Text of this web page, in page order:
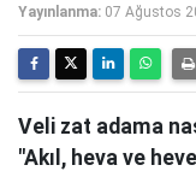
Yayınlanma: 07 Ağustos
Veli zat adama
"Akıl, heva ve